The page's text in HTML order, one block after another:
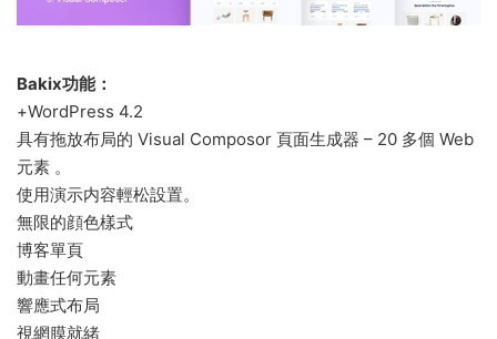
Bakix功能：
+WordPress 4.2
具有拖放布局的 Visual Composor 頁面生成器 – 20 多個 Web
元素 。
使用演示内容輕松設置。
無限的顔色樣式
博客單頁
動畫任何元素
響應式布局
視網膜就緒